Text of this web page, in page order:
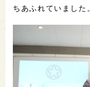
ちあふれていました